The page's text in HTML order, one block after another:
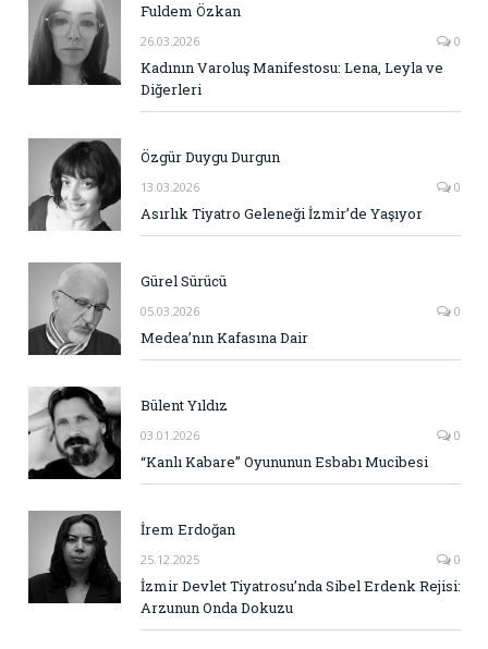
Fuldem Özkan
26.03.2026 0
Kadının Varoluş Manifestosu: Lena, Leyla ve
Diğerleri
Özgür Duygu Durgun
13.03.2026 0
Asırlık Tiyatro Geleneği İzmir’de Yaşıyor
Gürel Sürücü
05.03.2026 0
Medea’nın Kafasına Dair
Bülent Yıldız
03.01.2026 0
“Kanlı Kabare” Oyununun Esbabı Mucibesi
İrem Erdoğan
25.12.2025 0
İzmir Devlet Tiyatrosu’nda Sibel Erdenk Rejisi:
Arzunun Onda Dokuzu